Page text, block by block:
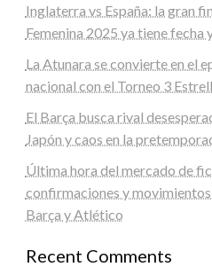
Inglaterra vs España: la gran
Femenina 2025 ya tiene fecha
La Atunara se convierte en el
nacional con el Torneo 3
El Barça busca rival
Japón y caos en la
Última hora del mercado de
confirmaciones y
Barça y Atlético
Recent Comments